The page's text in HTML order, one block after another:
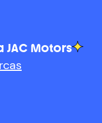
JAC Motors